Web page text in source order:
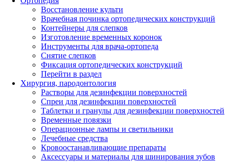
Восстановление культи
Врачебная починка ортопедических конструкций
Контейнеры для слепков
Изготовление временных коронок
Инструменты для врача-ортопеда
Снятие слепков
Фиксация ортопедических конструкций
Перейти в раздел
Хирургия, пародонтология
Растворы для дезинфекции поверхностей
Спреи для дезинфекции поверхностей
Таблетки и гранулы для дезинфекции поверхностей
Временные повязки
Операционные лампы и светильники
Лечебные средства
Кровоостанавливающие препараты
Аксессуары и материалы для шинирования зубов